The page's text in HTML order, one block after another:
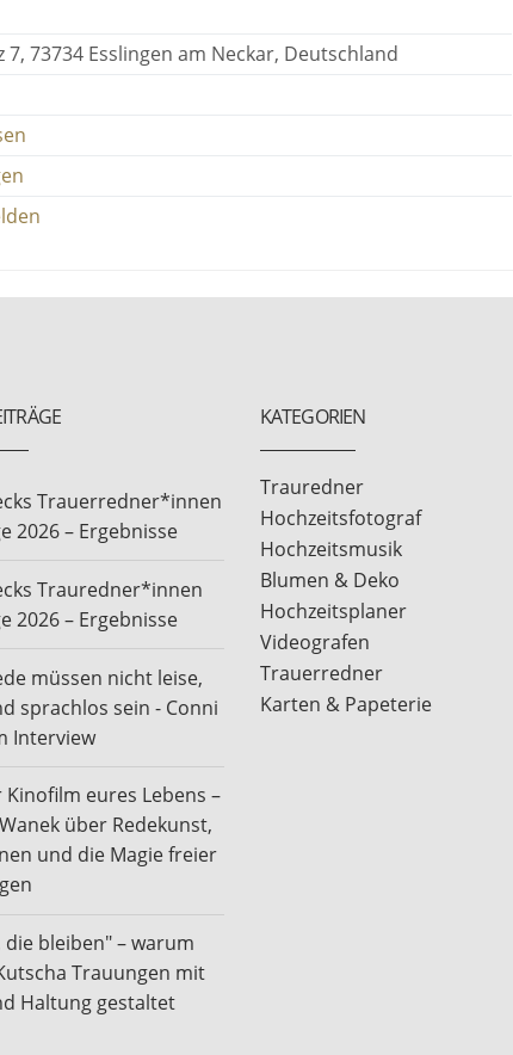
7, 73734 Esslingen am Neckar, Deutschland
Trauerredner*innen
2026 – Ergebnisse
Trauredner*innen
2026 – Ergebnisse
müssen nicht leise,
sprachlos sein - Conni
Interview
Kinofilm eures Lebens –
über Redekunst,
und die Magie freier
die bleiben" – warum
Trauungen mit
Haltung gestaltet
KATEGORIEN
Trauredner
Hochzeitsfotograf
Hochzeitsmusik
Blumen & Deko
Hochzeitsplaner
Videografen
Trauerredner
Karten & Papeterie